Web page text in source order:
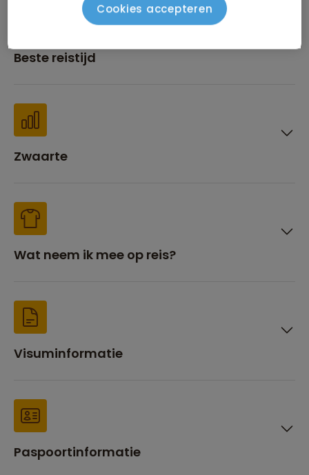
Beste reistijd
Zwaarte
Wat neem ik mee op reis?
Visuminformatie
Paspoortinformatie
Cookies accepteren